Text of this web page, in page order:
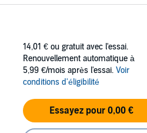
14,01 € ou gratuit avec l'essai.
Renouvellement automatique à
5,99 €/mois après l'essai. Voir
conditions d'éligibilité
Essayez pour 0,00 €